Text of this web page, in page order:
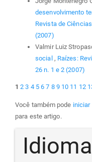
desenvolvimento
Revista de
(2007)
Valmir Luiz
social , Raízes:
26 n. 1 e 2 (2007)
1 2 3 4 5 6 7 8 9 10 11 12
Você também pode iniciar
para este artigo.
Idioma